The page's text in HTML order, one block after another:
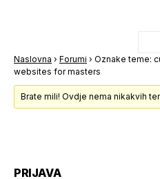
Naslovna › Forumi › Oznake teme:
websites for masters
Brate mili! Ovdje nema nikakvih
PRIJAVA